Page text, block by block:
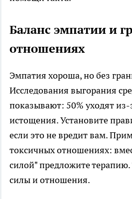
Баланс эмпатии и
отношениях
Эмпатия хороша, но без
Исследования выгорания
показывают: 50% уходят
истощения. Установите
если это не вредит вам.
токсичных отношениях:
силой" предложите
силы и отношения.